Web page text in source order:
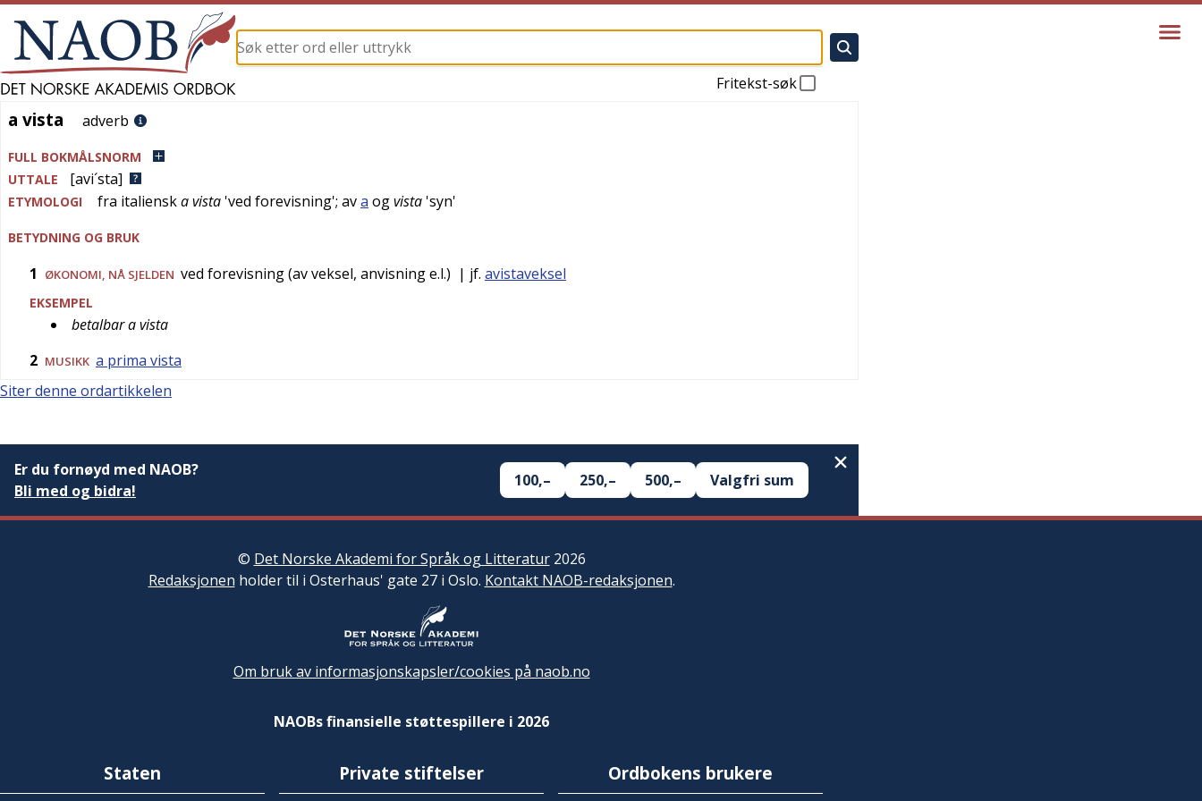
Fritekst-søk
a vista
a vista adverb
FULL BOKMÅLSNORM
UTTALE
[avi´sta]
ETYMOLOGI fra italienska vista 'ved forevisning'; ava ogvista 'syn'
BETYDNING OG BRUK
1 ØKONOMI NÅ SJELDEN ved forevisning (av veksel, anvisning e.l.) | jf. avistaveksel
EKSEMPEL
betalbar a vista
2 MUSIKK a prima vista
Siter denne ordartikkelen
Er du fornøyd med NAOB?
Bli med og bidra!
100,– 250,– 500,– Valgfri sum
© Det Norske Akademi for Språk og Litteratur2026
Redaksjonen holder til i Osterhaus' gate 27 i Oslo. Kontakt NAOB-redaksjonen.
Om bruk av informasjonskapsler/cookies på naob.no
NAOBs finansielle støttespillere i 2026
Staten Private stiftelser Ordbokens brukere